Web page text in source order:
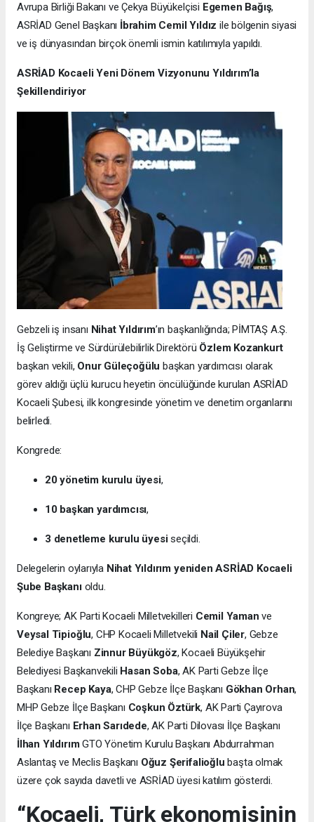
Avrupa Birliği Bakanı ve Çekya Büyükelçisi Egemen Bağış,
ASRİAD Genel Başkanı İbrahim Cemil Yıldız ile bölgenin siyasi
ve iş dünyasından birçok önemli ismin katılımıyla yapıldı.
ASRİAD Kocaeli Yeni Dönem Vizyonunu Yıldırım’la
Şekillendiriyor
Gebzeli iş insanı Nihat Yıldırım’ın başkanlığında; PİMTAŞ A.Ş.
İş Geliştirme ve Sürdürülebilirlik Direktörü Özlem Kozankurt
başkan vekili, Onur Güleçoğülu başkan yardımcısı olarak
görev aldığı üçlü kurucu heyetin öncülüğünde kurulan ASRİAD
Kocaeli Şubesi, ilk kongresinde yönetim ve denetim organlarını
belirledi.
Kongrede:
20 yönetim kurulu üyesi,
10 başkan yardımcısı,
3 denetleme kurulu üyesiseçildi.
Delegelerin oylarıyla Nihat Yıldırım yeniden ASRİAD Kocaeli
Şube Başkanıoldu.
Kongreye; AK Parti Kocaeli Milletvekilleri Cemil Yaman ve
Veysal Tipioğlu, CHP Kocaeli Milletvekili Nail Çiler, Gebze
Belediye Başkanı Zinnur Büyükgöz, Kocaeli Büyükşehir
Belediyesi Başkanvekili Hasan Soba, AK Parti Gebze İlçe
Başkanı Recep Kaya, CHP Gebze İlçe Başkanı Gökhan Orhan,
MHP Gebze İlçe Başkanı Coşkun Öztürk, AK Parti Çayırova
İlçe Başkanı Erhan Sarıdede, AK Parti Dilovası İlçe Başkanı
İlhan YıldırımGTO Yönetim Kurulu Başkanı Abdurrahman
Aslantaş ve Meclis Başkanı Oğuz Şerifalioğlu başta olmak
üzere çok sayıda davetli ve ASRİAD üyesi katılım gösterdi.
“Kocaeli, Türk ekonomisinin